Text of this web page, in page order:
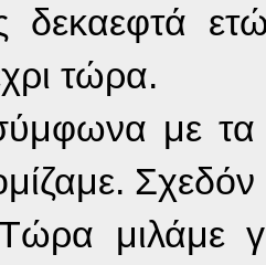
δεκαεφτά
τώρα.
με τα
Σχεδόν
μιλάμε